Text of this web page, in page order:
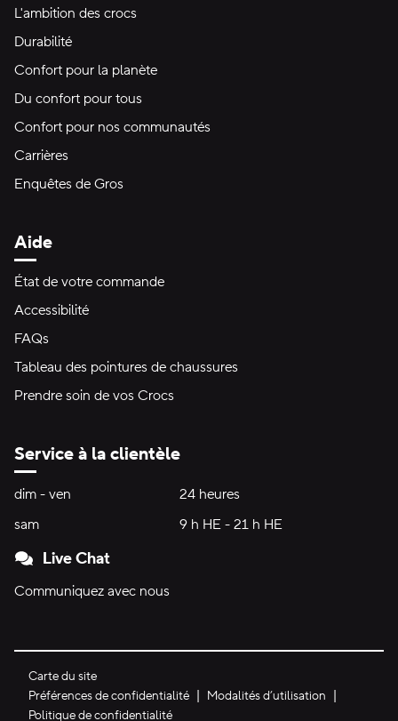
L'ambition des crocs
Durabilité
Confort pour la planète
Du confort pour tous
Confort pour nos communautés
Carrières
Enquêtes de Gros
Aide
État de votre commande
Accessibilité
FAQs
Tableau des pointures de chaussures
Prendre soin de vos Crocs
Service à la clientèle
Heures d'ouverture:
dim - ven dimanche à vendredi24 heures24 heures
sam
9 h HE - 21 h HE9 h HE - 21 h HE
Live Chat
Communiquez avec nous
Carte du site
Préférences de confidentialité
Modalités d’utilisation
Politique de confidentialité